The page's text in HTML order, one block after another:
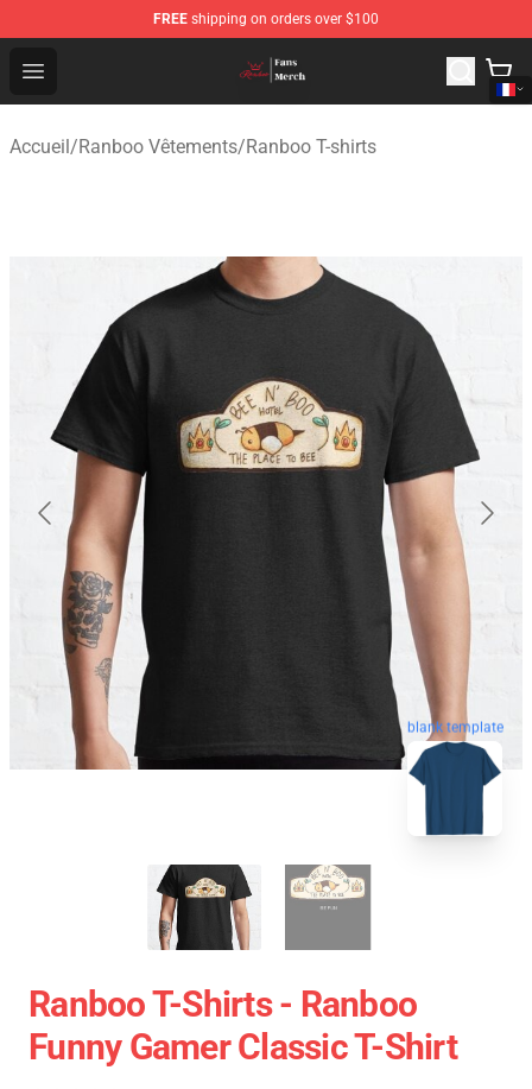
FREE shipping on orders over $100
Open menu
Ranboo Shop - Official Ranboo Merchandise Store
Accueil/Ranboo Vêtements/Ranboo T-shirts
blank template
Ranboo T-Shirts - Ranboo
Funny Gamer Classic T-Shirt